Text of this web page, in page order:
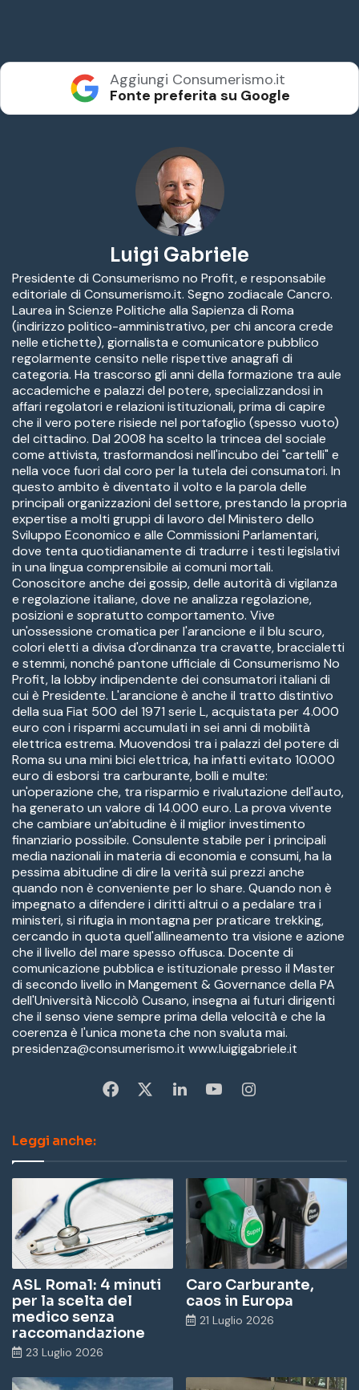
Aggiungi Consumerismo.it
Fonte preferita su Google
Luigi Gabriele
Presidente di Consumerismo no Profit, e responsabile
editoriale di Consumerismo.it. Segno zodiacale Cancro.
Laurea in Scienze Politiche alla Sapienza di Roma
(indirizzo politico-amministrativo, per chi ancora crede
nelle etichette), giornalista e comunicatore pubblico
regolarmente censito nelle rispettive anagrafi di
categoria. Ha trascorso gli anni della formazione tra aule
accademiche e palazzi del potere, specializzandosi in
affari regolatori e relazioni istituzionali, prima di capire
che il vero potere risiede nel portafoglio (spesso vuoto)
del cittadino. Dal 2008 ha scelto la trincea del sociale
come attivista, trasformandosi nell'incubo dei "cartelli" e
nella voce fuori dal coro per la tutela dei consumatori. In
questo ambito è diventato il volto e la parola delle
principali organizzazioni del settore, prestando la propria
expertise a molti gruppi di lavoro del Ministero dello
Sviluppo Economico e alle Commissioni Parlamentari,
dove tenta quotidianamente di tradurre i testi legislativi
in una lingua comprensibile ai comuni mortali.
Conoscitore anche dei gossip, delle autorità di vigilanza
e regolazione italiane, dove ne analizza regolazione,
posizioni e sopratutto comportamento. Vive
un'ossessione cromatica per l'arancione e il blu scuro,
colori eletti a divisa d'ordinanza tra cravatte, braccialetti
e stemmi, nonché pantone ufficiale di Consumerismo No
Profit, la lobby indipendente dei consumatori italiani di
cui è Presidente. L'arancione è anche il tratto distintivo
della sua Fiat 500 del 1971 serie L, acquistata per 4.000
euro con i risparmi accumulati in sei anni di mobilità
elettrica estrema. Muovendosi tra i palazzi del potere di
Roma su una mini bici elettrica, ha infatti evitato 10.000
euro di esborsi tra carburante, bolli e multe:
un'operazione che, tra risparmio e rivalutazione dell'auto,
ha generato un valore di 14.000 euro. La prova vivente
che cambiare un’abitudine è il miglior investimento
finanziario possibile. Consulente stabile per i principali
media nazionali in materia di economia e consumi, ha la
pessima abitudine di dire la verità sui prezzi anche
quando non è conveniente per lo share. Quando non è
impegnato a difendere i diritti altrui o a pedalare tra i
ministeri, si rifugia in montagna per praticare trekking,
cercando in quota quell'allineamento tra visione e azione
che il livello del mare spesso offusca. Docente di
comunicazione pubblica e istituzionale presso il Master
di secondo livello in Mangement & Governance della PA
dell'Università Niccolò Cusano, insegna ai futuri dirigenti
che il senso viene sempre prima della velocità e che la
coerenza è l'unica moneta che non svaluta mai.
presidenza@consumerismo.it www.luigigabriele.it
ok
In
be
ra
m
Leggi anche:
ASL Roma1: 4 minuti
per la scelta del
medico senza
raccomandazione
23 Luglio 2026
Caro Carburante,
caos in Europa
21 Luglio 2026